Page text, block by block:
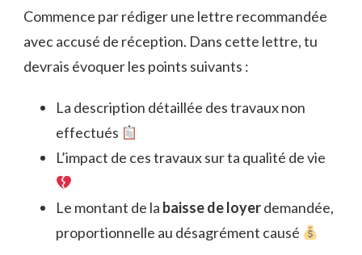
Commence par rédiger une lettre recommandée
avec accusé de réception. Dans cette lettre, tu
devrais évoquer les points suivants :
La description détaillée des travaux non
effectués
L’impact de ces travaux sur ta qualité de vie
Le montant de la baisse de loyerdemandée,
proportionnelle au désagrément causé